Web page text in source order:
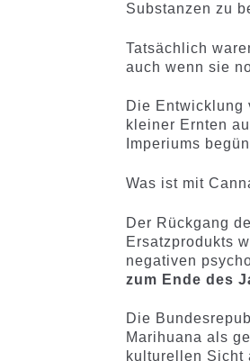
Substanzen zu
Tatsächlich
auch wenn sie
Die Entwicklung
kleiner Ernten
Imperiums
Was ist mit
Der Rückgang
Ersatzprodukts
negativen
zum Ende des
Die
Marihuana als
kulturellen Sicht